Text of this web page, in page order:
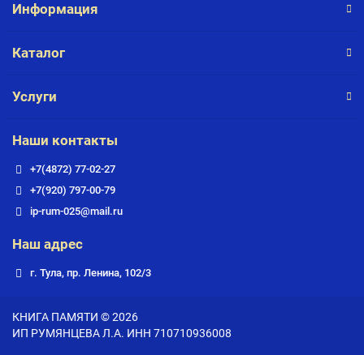
Информация
Каталог
Услуги
Наши контакты
+7(4872) 77-02-27
+7(920) 797-00-79
ip-rum-025@mail.ru
Наш адрес
г. Тула, пр. Ленина, 102/3
КНИГА ПАМЯТИ © 2026
ИП РУМЯНЦЕВА Л.А. ИНН 710710936008